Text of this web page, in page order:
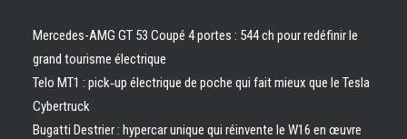
Mercedes-AMG GT 53 Coupé 4 portes : 544 ch pour redéfinir le
grand tourisme électrique
Telo MT1 : pick‑up électrique de poche qui fait mieux que le Tesla
Cybertruck
Bugatti Destrier : hypercar unique qui réinvente le W16 en œuvre